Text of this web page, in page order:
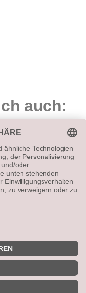
auch:
(ggf. zzgl.
aufgrund